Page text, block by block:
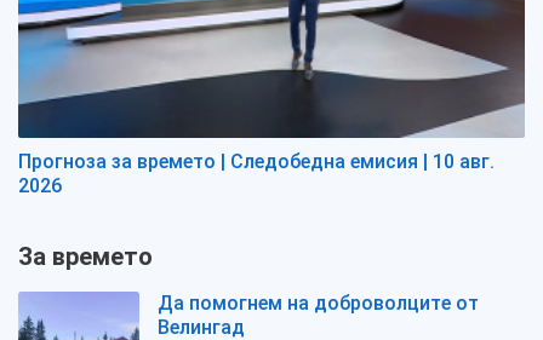
Прогноза за времето | Следобедна емисия | 10 авг.
2026
За времето
Да помогнем на доброволците от
Велингад